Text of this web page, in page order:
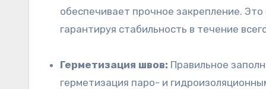
обеспечивает прочное закрепление.
гарантируя стабильность в течение
Герметизация швов: Правильное
герметизация паро- и